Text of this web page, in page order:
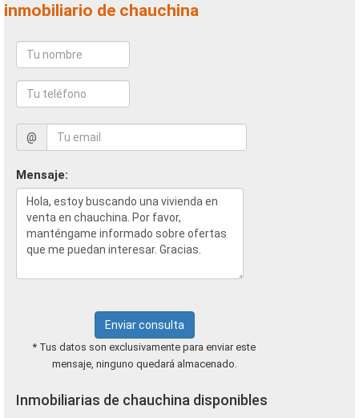
inmobiliario de chauchina
@
Mensaje:
Enviar consulta
* Tus datos son exclusivamente para enviar este
mensaje, ninguno quedará almacenado.
Inmobiliarias de chauchina disponibles